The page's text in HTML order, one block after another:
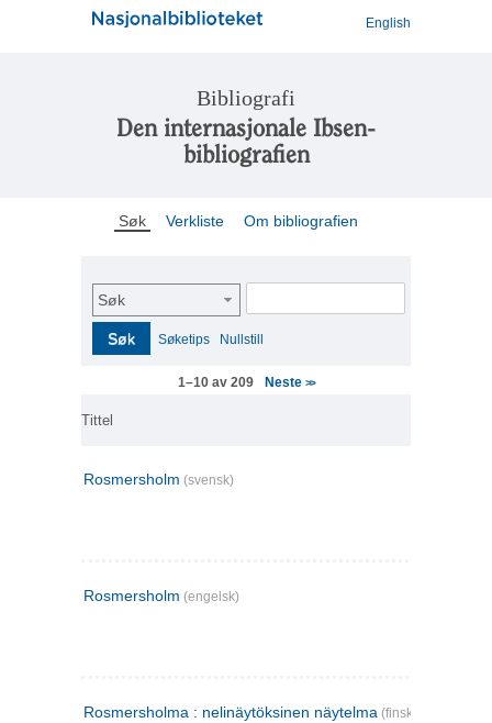
English
Bibliografi
Den internasjonale Ibsen-
bibliografien
Søk Verkliste Om bibliografien
Søk
Søk Søketips Nullstill
1–10 av 209 Neste >>
Tittel
Rosmersholm (svensk)
Rosmersholm (engelsk)
Rosmersholma : nelinäytöksinen näytelma (finsk)